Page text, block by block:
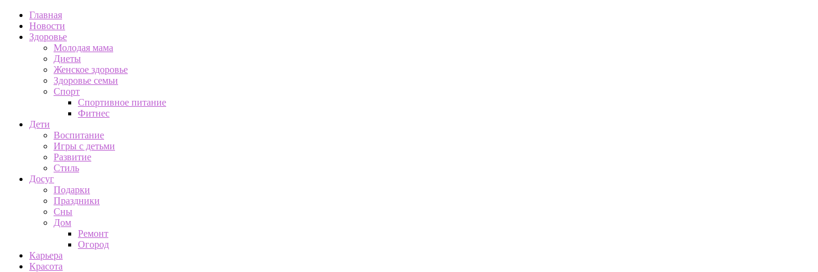
Главная
Новости
Здоровье
Молодая мама
Диеты
Женское здоровье
Здоровье семьи
Спорт
Спортивное питание
Фитнес
Дети
Воспитание
Игры с детьми
Развитие
Стиль
Досуг
Подарки
Праздники
Сны
Дом
Ремонт
Огород
Карьера
Красота